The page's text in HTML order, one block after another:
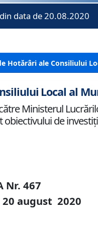
data de 20.08.2020
Hotărâri ale Consiliului
Local al
Ministerul
de
Nr.467
20 august2020